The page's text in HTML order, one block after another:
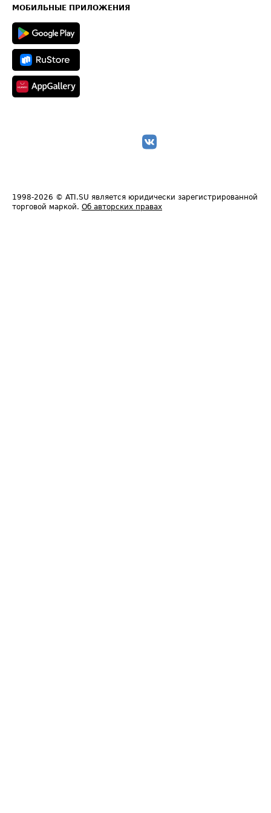
Техническая информация
МОБИЛЬНЫЕ ПРИЛОЖЕНИЯ
1998-2026 © ATI.SU является юридически зарегистрированной
торговой маркой. Об авторских правах